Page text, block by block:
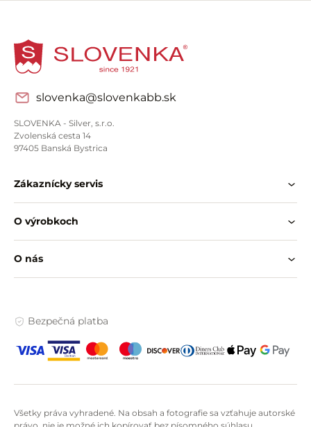
slovenka@slovenkabb.sk
SLOVENKA - Silver, s.r.o.
Zvolenská cesta 14
97405 Banská Bystrica
Zákaznícky servis
O výrobkoch
O nás
Bezpečná platba
Všetky práva vyhradené. Na obsah a fotografie sa vzťahuje autorské